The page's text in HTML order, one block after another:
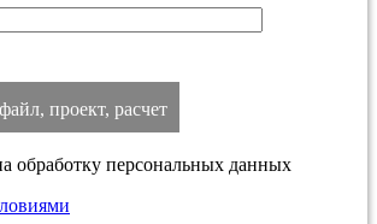
проект, расчет
обработку персональных данных